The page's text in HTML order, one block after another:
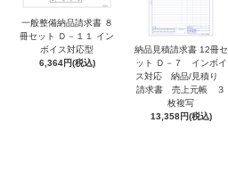
一般整備納品請求書 ８
冊セット Ｄ－１１ イン
ボイス対応型
6,364円(税込)
納品見積請求書 12冊セ
ット Ｄ－７ インボイ
ス対応 納品/見積り
請求書 売上元帳 ３
枚複写
13,358円(税込)